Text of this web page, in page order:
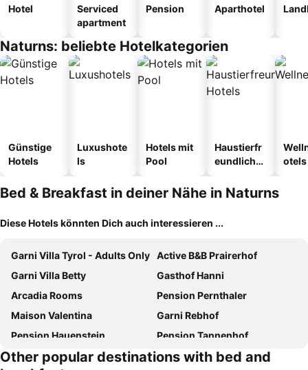
Hotel
Serviced
apartment
Pension Aparthotel
Naturns: beliebte Hotelkategorien
Günstige
Hotels
Luxushote
ls
Hotels mit
Pool
Haustierfr
eundliche
otels
Bed & Breakfast in deiner Nähe in Naturns
Diese Hotels könnten Dich auch interessieren ...
Garni Villa Tyrol - Adults Only Active B&B Prairerhof
Garni Villa Betty
Gasthof Hanni
Arcadia Rooms
Pension Pernthaler
Maison Valentina
Garni Rebhof
Pension Hauenstein
Pension Tannenhof
Plonerhof
Augustiner in Meran
Other popular destinations with bed and